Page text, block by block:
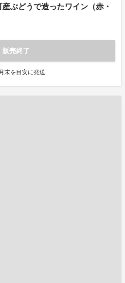
ぶどうで造ったワイン（赤・
販売終了
末を目安に発送